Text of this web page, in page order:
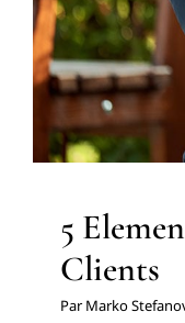
5
Clients
ParMarko